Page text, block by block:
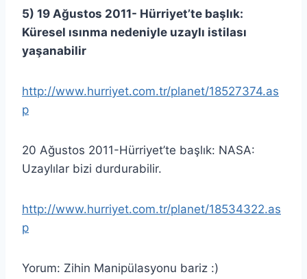
5) 19 Ağustos 2011- Hürriyet’te başlık:
Küresel ısınma nedeniyle uzaylı istilası
yaşanabilir
http://www.hurriyet.com.tr/planet/18527374.as
p
20 Ağustos 2011-Hürriyet’te başlık: NASA:
Uzaylılar bizi durdurabilir.
http://www.hurriyet.com.tr/planet/18534322.as
p
Yorum: Zihin Manipülasyonu bariz :)